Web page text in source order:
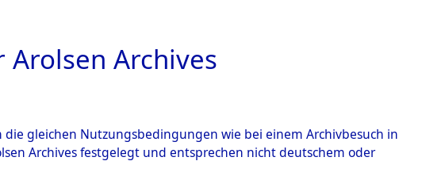
BILD
Archives
die gleichen Nutzungsbedingungen wie bei einem Archivbesuch in
Archives festgelegt und entsprechen nicht deutschem oder